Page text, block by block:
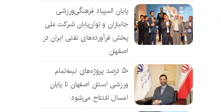
پایان المپیاد فرهنگی‌ورزشی
جانبازان و توان‌یابان شرکت ملی
پخش فرآورده‌های نفتی ایران در
اصفهان
۵۰ درصد پروژه‌های نیمه‌تمام
ورزشی استان اصفهان تا پایان
امسال افتتاح می‌شود